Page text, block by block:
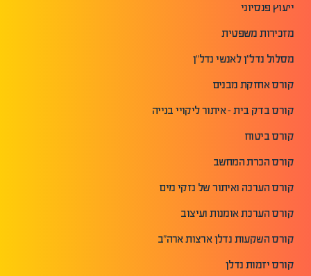
ייעוץ פנסיוני
מזכירות משפטית
מסלול נדל"ן לאנשי נדל"ן
קורס אחזקת מבנים
קורס בדק בית - איתור ליקויי בנייה
קורס ביטוח
קורס הכרת המחשב
קורס הערכה ואיתור של נזקי מים
קורס הערכת אומנות ועיצוב
קורס השקעות נדלן ארצות ארה"ב
קורס יזמות נדלן